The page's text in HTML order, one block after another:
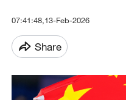
07:41:48,13-Feb-2026
Share